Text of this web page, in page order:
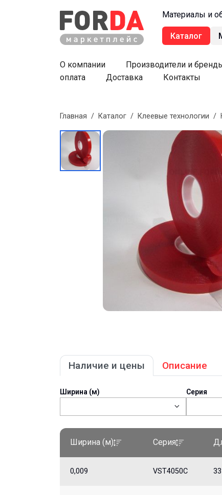
Материалы и
Каталог
О компании Производители и
оплата
Доставка Контакты
Главная / Каталог / Клеевые технологии /
Наличие и цены Описание
Ширина (м) Серия
Ширина (м) Серия
0,009 VST4050C 33